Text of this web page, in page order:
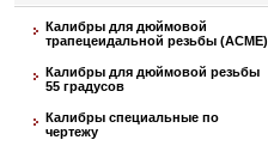
Калибры для дюймовой
трапецеидальной резьбы (АСМЕ)
Калибры для дюймовой резьбы
55 градусов
Калибры специальные по
чертежу